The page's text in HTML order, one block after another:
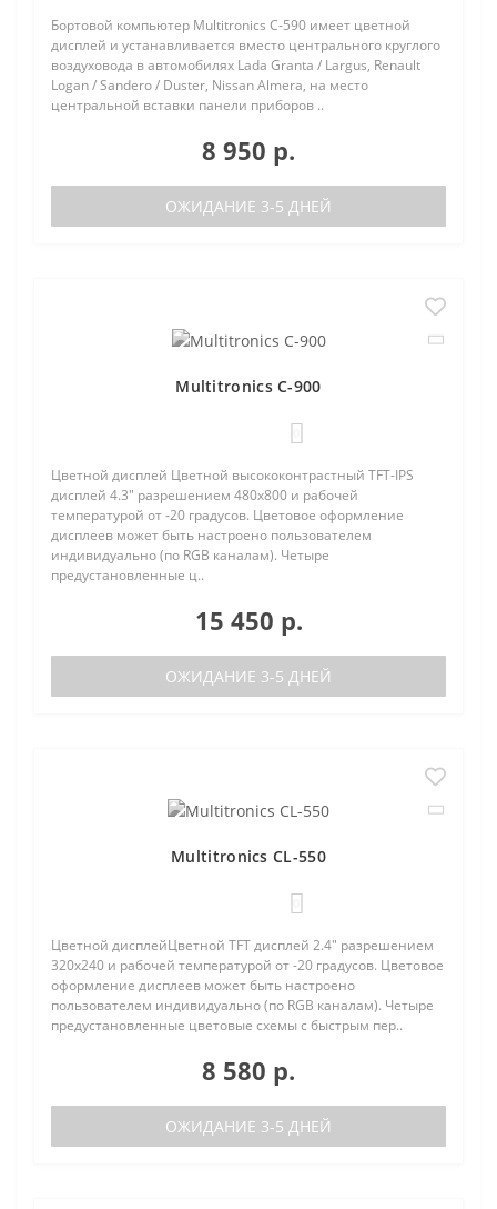
Бортовой компьютер Multitronics C-590 имеет цветной
дисплей и устанавливается вместо центрального круглого
воздуховода в автомобилях Lada Granta / Largus, Renault
Logan / Sandero / Duster, Nissan Almera, на место
центральной вставки панели приборов ..
8 950 р.
ОЖИДАНИЕ 3-5 ДНЕЙ
Multitronics C-900
Цветной дисплей Цветной высококонтрастный TFT-IPS
дисплей 4.3" разрешением 480х800 и рабочей
температурой от -20 градусов. Цветовое оформление
дисплеев может быть настроено пользователем
индивидуально (по RGB каналам). Четыре
предустановленные ц..
15 450 р.
ОЖИДАНИЕ 3-5 ДНЕЙ
Multitronics CL-550
Цветной дисплейЦветной TFT дисплей 2.4" разрешением
320х240 и рабочей температурой от -20 градусов. Цветовое
оформление дисплеев может быть настроено
пользователем индивидуально (по RGB каналам). Четыре
предустановленные цветовые схемы с быстрым пер..
8 580 р.
ОЖИДАНИЕ 3-5 ДНЕЙ